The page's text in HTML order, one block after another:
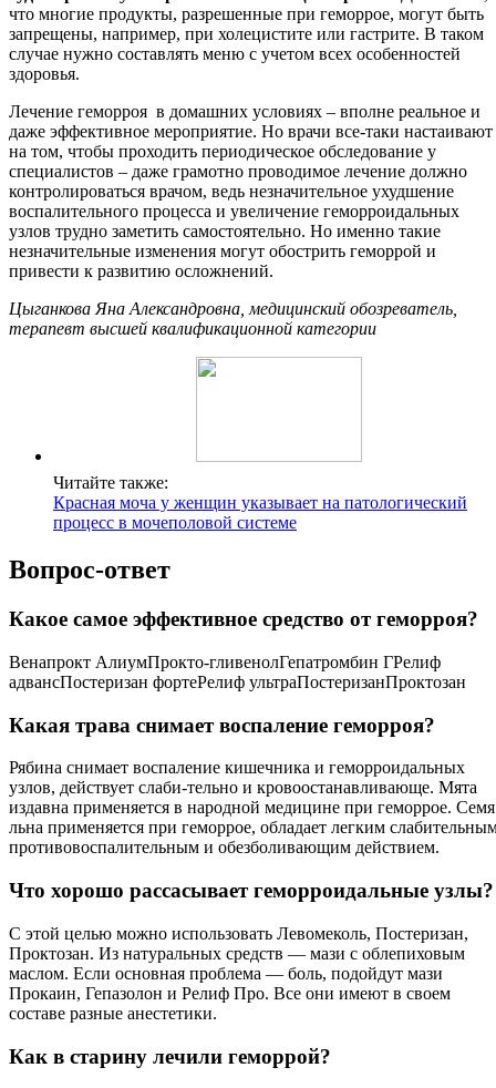
что многие продукты, разрешенные при геморрое, могут быть
запрещены, например, при холецистите или гастрите. В таком
случае нужно составлять меню с учетом всех особенностей
здоровья.
Лечение геморроя в домашних условиях – вполне реальное и
даже эффективное мероприятие. Но врачи все-таки настаивают
на том, чтобы проходить периодическое обследование у
специалистов – даже грамотно проводимое лечение должно
контролироваться врачом, ведь незначительное ухудшение
воспалительного процесса и увеличение геморроидальных
узлов трудно заметить самостоятельно. Но именно такие
незначительные изменения могут обострить геморрой и
привести к развитию осложнений.
Цыганкова Яна Александровна, медицинский обозреватель,
терапевт высшей квалификационной категории
Читайте также:
Красная моча у женщин указывает на патологический
процесс в мочеполовой системе
Вопрос-ответ
Какое самое эффективное средство от геморроя?
Венапрокт АлиумПрокто-гливенолГепатромбин ГРелиф
адвансПостеризан фортеРелиф ультраПостеризанПроктозан
Какая трава снимает воспаление геморроя?
Рябина снимает воспаление кишечника и геморроидальных
узлов, действует слаби-тельно и кровоостанавливающе. Мята
издавна применяется в народной медицине при геморрое. Семя
льна применяется при геморрое, обладает легким
противовоспалительным и обезболивающим действием.
Что хорошо рассасывает геморроидальные узлы?
С этой целью можно использовать Левомеколь, Постеризан,
Проктозан. Из натуральных средств — мази с облепиховым
маслом. Если основная проблема — боль, подойдут мази
Прокаин, Гепазолон и Релиф Про. Все они имеют в своем
составе разные анестетики.
Как в старину лечили геморрой?